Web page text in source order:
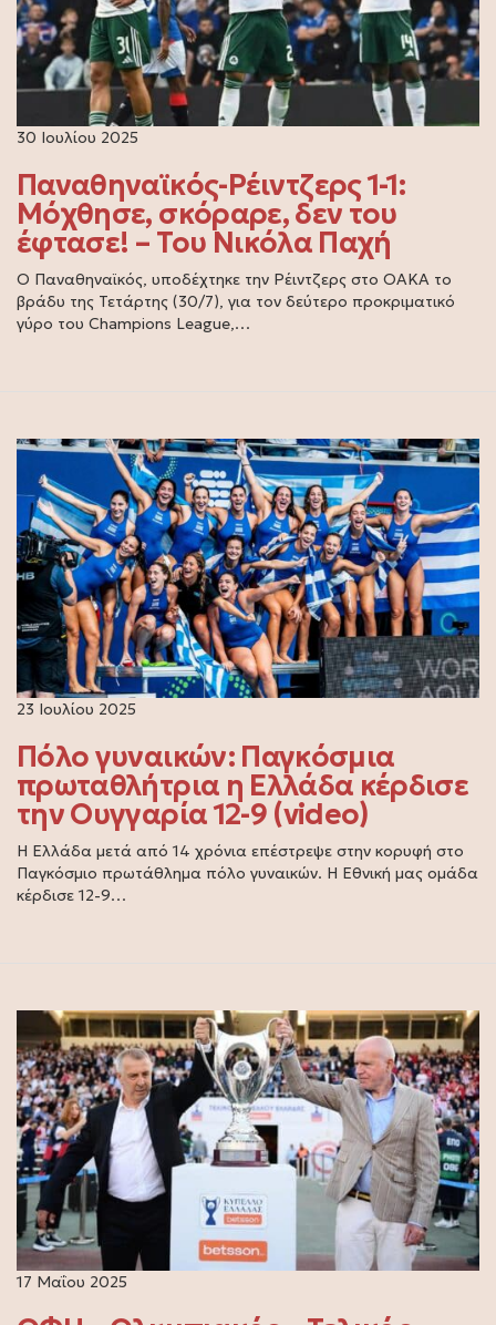
30 Ιουλίου 2025
Παναθηναϊκός-Ρέιντζερς 1-1:
Μόχθησε, σκόραρε, δεν του
έφτασε! – Του Νικόλα Παχή
Ο Παναθηναϊκός, υποδέχτηκε την Ρέιντζερς στο ΟΑΚΑ το
βράδυ της Τετάρτης (30/7), για τον δεύτερο προκριματικό
γύρο του Champions League,…
23 Ιουλίου 2025
Πόλο γυναικών: Παγκόσμια
πρωταθλήτρια η Ελλάδα κέρδισε
την Ουγγαρία 12-9 (video)
Η Ελλάδα μετά από 14 χρόνια επέστρεψε στην κορυφή στο
Παγκόσμιο πρωτάθλημα πόλο γυναικών. Η Εθνική μας ομάδα
κέρδισε 12-9…
17 Μαΐου 2025